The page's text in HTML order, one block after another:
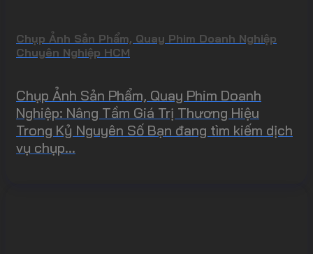
Chụp Ảnh Sản Phẩm, Quay Phim Doanh Nghiệp
Chuyên Nghiệp HCM
Chụp Ảnh Sản Phẩm, Quay Phim Doanh
Nghiệp: Nâng Tầm Giá Trị Thương Hiệu
Trong Kỷ Nguyên Số Bạn đang tìm kiếm dịch
vụ chụp...